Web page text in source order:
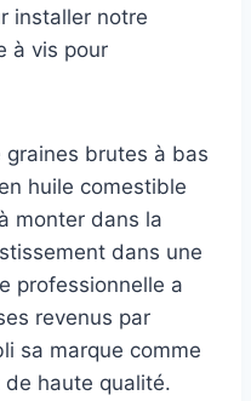
installer notre
à vis pour
brutes à bas
huile comestible
monter dans la
dans une
professionnelle a
revenus par
sa marque comme
de haute qualité.